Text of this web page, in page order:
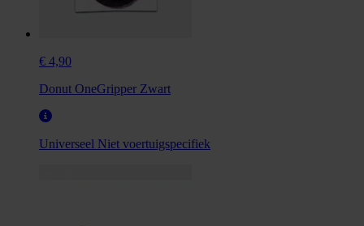
€ 4,90
Donut OneGripper Zwart
Universeel Niet voertuigspecifiek